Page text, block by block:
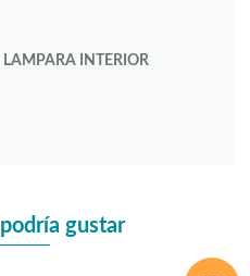
LAMPARA INTERIOR
gustar